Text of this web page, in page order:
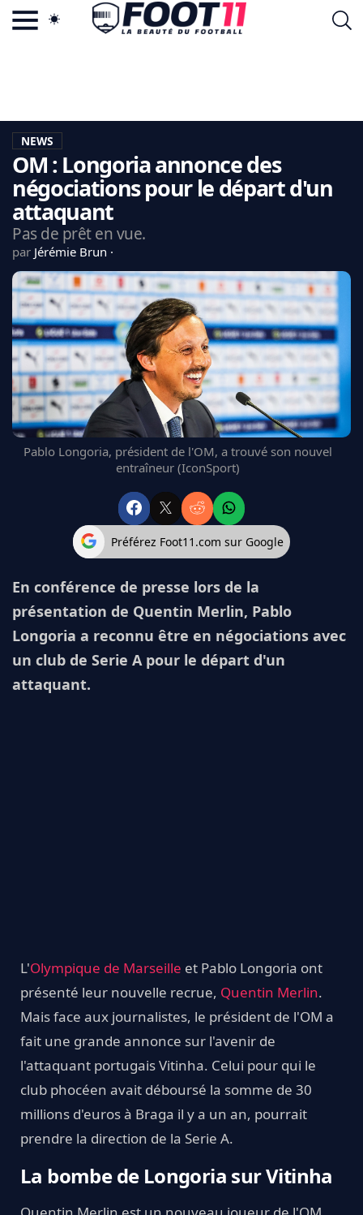
LA CHARTE
VIE PRIVÉE
CGU
CONTACTEZ-NOUS
CDM 2026
EDF
PSG
LIGUE 1
REAL MADRID
FC BARCELONE
MANCHESTER UNITED
CHELSEA
ARSENAL
BAYERN
NEWS
OM : Longoria annonce des
négociations pour le départ d'un
attaquant
Pas de prêt en vue.
par Jérémie Brun
Pablo Longoria, président de l'OM, a trouvé son nouvel
entraîneur (IconSport)
Préférez Foot11.com sur Google
En conférence de presse lors de la
présentation de Quentin Merlin, Pablo
Longoria a reconnu être en négociations avec
un club de Serie A pour le départ d'un
attaquant.
L'Olympique de Marseille et Pablo Longoria ont
présenté leur nouvelle recrue, Quentin Merlin.
Mais face aux journalistes, le président de l'OM a
fait une grande annonce sur l'avenir de
l'attaquant portugais Vitinha. Celui pour qui le
club phocéen avait déboursé la somme de 30
millions d'euros à Braga il y a un an, pourrait
prendre la direction de la Serie A.
La bombe de Longoria sur Vitinha